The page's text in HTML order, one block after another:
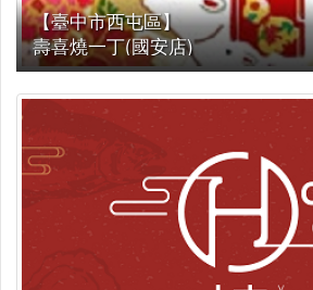
【臺中市西屯區】
壽喜燒一丁(國安店)